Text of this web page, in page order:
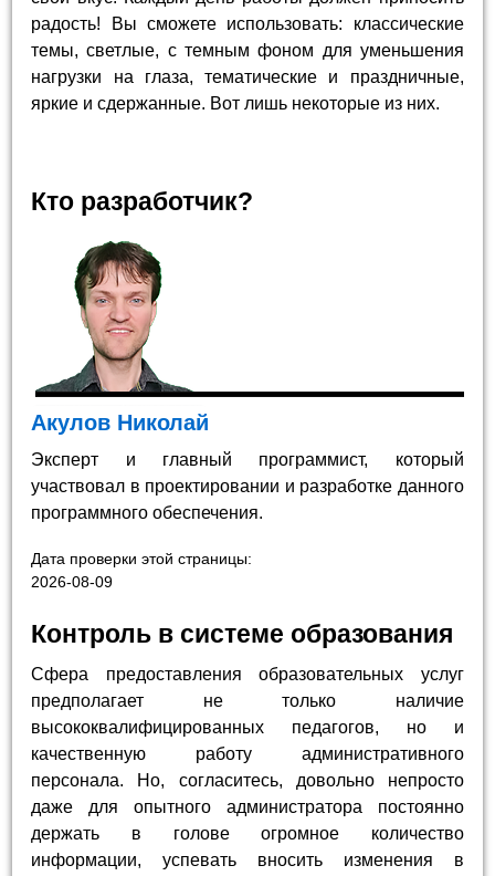
радость! Вы сможете использовать: классические
темы, светлые, с темным фоном для уменьшения
нагрузки на глаза, тематические и праздничные,
яркие и сдержанные. Вот лишь некоторые из них.
Кто разработчик?
Акулов Николай
Эксперт и главный программист, который
участвовал в проектировании и разработке данного
программного обеспечения.
Дата проверки этой страницы:
2026-08-09
Контроль в системе образования
Сфера предоставления образовательных услуг
предполагает не только наличие
высококвалифицированных педагогов, но и
качественную работу административного
персонала. Но, согласитесь, довольно непросто
даже для опытного администратора постоянно
держать в голове огромное количество
информации, успевать вносить изменения в